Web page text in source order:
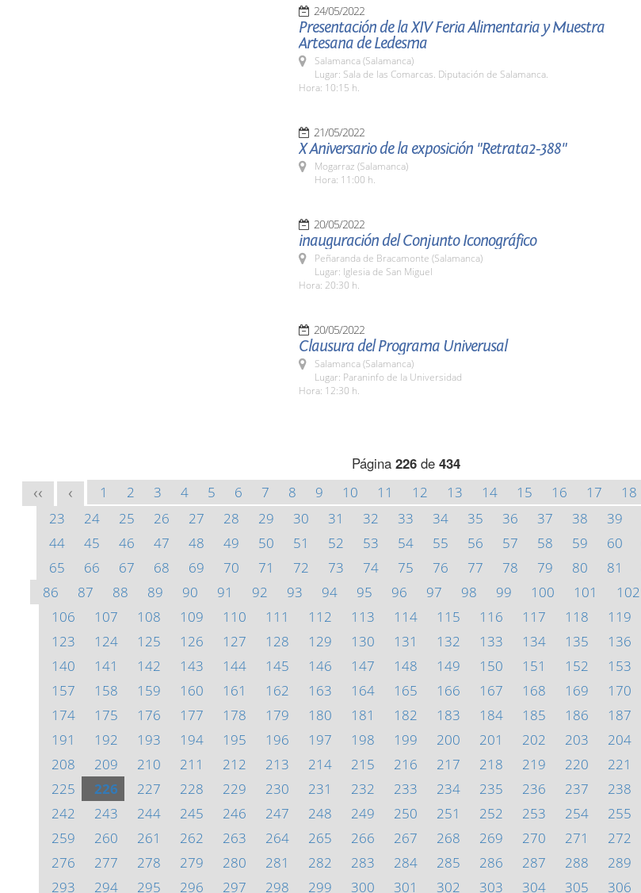
24/05/2022
Presentación de la XIV Feria Alimentaria y Muestra
Artesana de Ledesma
Salamanca (Salamanca)
Lugar: Sala de las Comarcas. Diputación de Salamanca.
Hora: 10:15 h.
21/05/2022
X Aniversario de la exposición "Retrata2-388"
Mogarraz (Salamanca)
Hora: 11:00 h.
20/05/2022
inauguración del Conjunto Iconográfico
Peñaranda de Bracamonte (Salamanca)
Lugar: Iglesia de San Miguel
Hora: 20:30 h.
20/05/2022
Clausura del Programa Univerusal
Salamanca (Salamanca)
Lugar: Paraninfo de la Universidad
Hora: 12:30 h.
Página 226de 434
<< < 1 2 3 4 5 6 7 8 9 10 11 12 13 14 15 16 17 18
23
24 25 26 27 28 29 30 31 32 33 34 35 36 37 38 39
44
45 46 47 48 49 50 51 52 53 54 55 56 57 58 59 60
65
66 67 68 69 70 71 72 73 74 75 76 77 78 79 80 81
86
87 88 89 90 91 92 93 94 95 96 97 98 99 100 101 102
106
107 108 109 110 111 112 113 114 115 116 117 118 119
123
124 125 126 127 128 129 130 131 132 133 134 135 136
140
141 142 143 144 145 146 147 148 149 150 151 152 153
157
158 159 160 161 162 163 164 165 166 167 168 169 170
174
175 176 177 178 179 180 181 182 183 184 185 186 187
191
192 193 194 195 196 197 198 199 200 201 202 203 204
208
209 210 211 212 213 214 215 216 217 218 219 220 221
225
226 227 228 229 230 231 232 233 234 235 236 237 238
242
243 244 245 246 247 248 249 250 251 252 253 254 255
259
260 261 262 263 264 265 266 267 268 269 270 271 272
276
277 278 279 280 281 282 283 284 285 286 287 288 289
293
294 295 296 297 298 299 300 301 302 303 304 305 306